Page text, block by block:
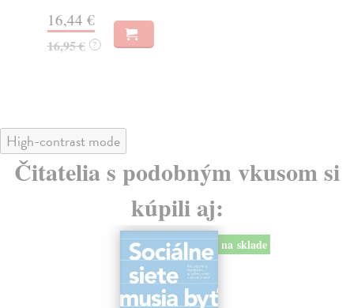
16,44 €
16,95 € ?
High-contrast mode
Čitatelia s podobným vkusom si
kúpili aj:
na sklade